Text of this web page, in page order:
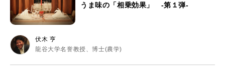
うま味の「相乗効果」 -第１弾-
伏木 亨
龍谷大学名誉教授、博士(農学)